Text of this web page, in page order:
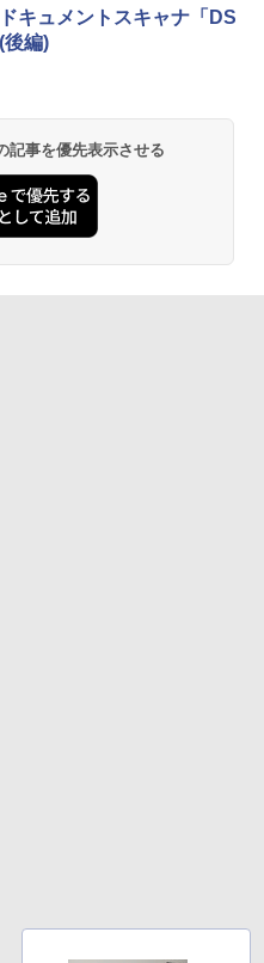
キュメントスキャナ「DS
後編)
記事を優先表示させる